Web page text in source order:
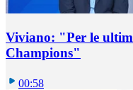
Viviano: "Per le
Champions"
00:58